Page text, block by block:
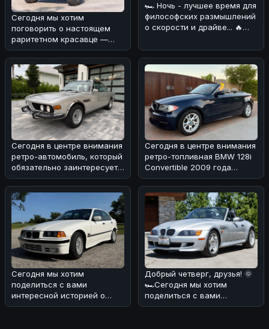
Сегодня мы хотим
поговорить о настоящем
раритетном красавце —
Ford F-250 Highboy 1969
года выпуска ���
🏎 Ночь - лучшее время для
философских размышлений
о скорости и драйве... 🔥
Сегодня в центре внимания
ретро-автомобиль, который
обязательно заинтересует
поклонников BMW! 🏎Речь
Сегодня в центре внимания
ретро-топливная BMW 128i
Convertible 2009 года
выпуска с 6-скоростной
коро
Сегодня мы хотим
поделиться с вами
интересной историей о
редком экземпляре BMW
Добрый четверг, друзья! 🌞
🏎Сегодня мы хотим
поделиться с вами
интересной находкой -